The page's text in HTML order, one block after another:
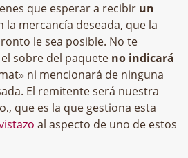
que esperar a recibir un
la mercancía deseada, que la
le sea posible. No te
sobre del paquete no indicará
ni mencionará de ninguna
El remitente será nuestra
, que es la que gestiona esta
al aspecto de uno de estos